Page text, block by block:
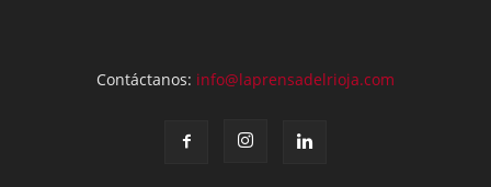
Contáctanos: info@laprensadelrioja.com